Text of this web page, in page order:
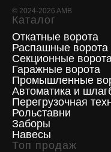
© 2024-2026 AMB
Каталог
Откатные ворота
Распашные ворота
Секционные
Гаражные ворота
Промышленные
Автоматика и
Перегрузочная
Рольставни
Заборы
Навесы
Топ продаж